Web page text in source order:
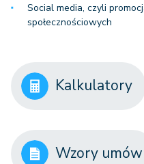
Social media, czyli
społecznościowych
Kalkulatory
Wzory umów